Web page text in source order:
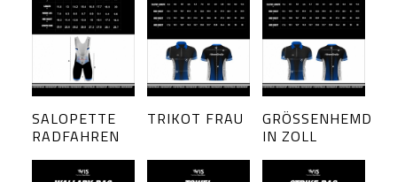
SALOPETTE
RADFAHREN
TRIKOT FRAU
GRÖSSENHEMD
IN ZOLL